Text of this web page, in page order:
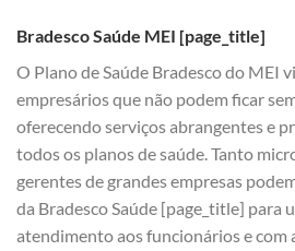
Bradesco Saúde MEI [page_title]
O Plano de Saúde Bradesco do MEI
empresários que não podem ficar
oferecendo serviços abrangentes e
todos os planos de saúde. Tanto
gerentes de grandes empresas
da Bradesco Saúde [page_title] para
atendimento aos funcionários e com